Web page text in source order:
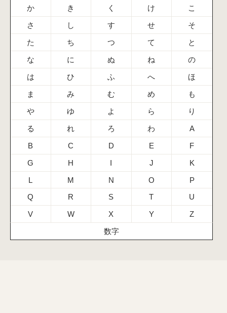
か き く け
こ
さ
し す せ
そ
た
ち つ て
と
な
に ぬ ね
の
は
ひ ふ へ
ほ
ま
み む め
も
や
ゆ よ ら
り
る
れ ろ わ
A
B
C D E
F
G
H I J
K
L
M N O
P
Q
R S T
U
V
W X Y
Z
数字